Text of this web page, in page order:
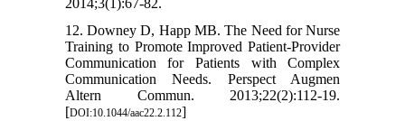
2014;3(1):67-82.
12. Downey D, Happ MB. The Need for Nurse
Training to Promote Improved Patient-Provider
Communication for Patients with Complex
Communication Needs. Perspect Augmen
Altern Commun. 2013;22(2):112-19.
[DOI:10.1044/aac22.2.112]